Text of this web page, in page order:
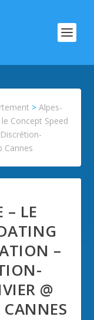
>Alpes-
Concept Speed
Cannes
– LE
–
@